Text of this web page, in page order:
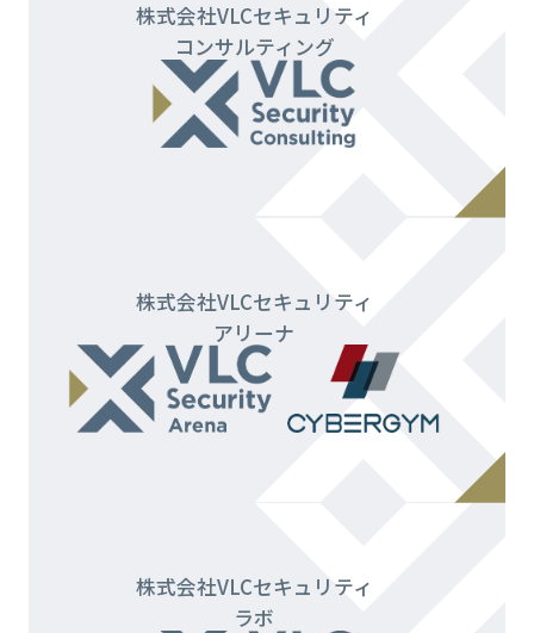
株式会社VLCセキュリティ
コンサルティング
株式会社VLCセキュリティ
アリーナ
株式会社VLCセキュリティ
ラボ